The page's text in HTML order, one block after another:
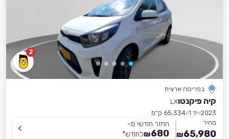
2
בפריסה ארצית
קיה פיקנטוLX
2023 יד 1
65,334 ק״מ
מחיר
65,980
₪
החזר חודשי מ-
680
₪לחודש*